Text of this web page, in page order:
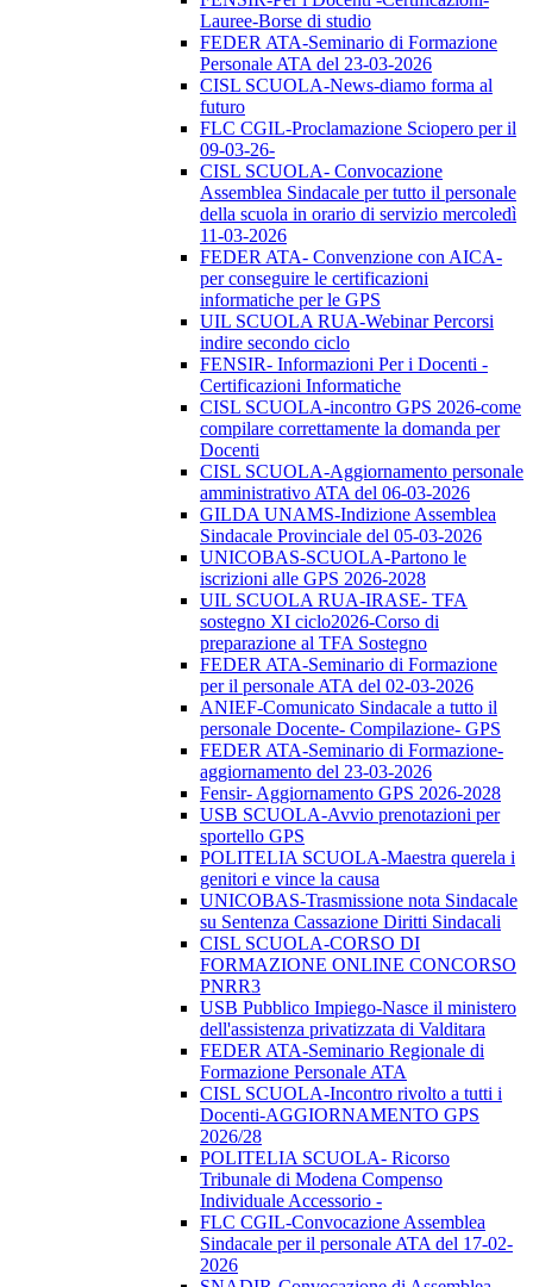
Lauree-Borse di studio
FEDER ATA-Seminario di Formazione
Personale ATA del 23-03-2026
CISL SCUOLA-News-diamo forma al
futuro
FLC CGIL-Proclamazione Sciopero per il
09-03-26-
CISL SCUOLA- Convocazione
Assemblea Sindacale per tutto il personale
della scuola in orario di servizio mercoledì
11-03-2026
FEDER ATA- Convenzione con AICA-
per conseguire le certificazioni
informatiche per le GPS
UIL SCUOLA RUA-Webinar Percorsi
indire secondo ciclo
FENSIR- Informazioni Per i Docenti -
Certificazioni Informatiche
CISL SCUOLA-incontro GPS 2026-come
compilare correttamente la domanda per
Docenti
CISL SCUOLA-Aggiornamento personale
amministrativo ATA del 06-03-2026
GILDA UNAMS-Indizione Assemblea
Sindacale Provinciale del 05-03-2026
UNICOBAS-SCUOLA-Partono le
iscrizioni alle GPS 2026-2028
UIL SCUOLA RUA-IRASE- TFA
sostegno XI ciclo2026-Corso di
preparazione al TFA Sostegno
FEDER ATA-Seminario di Formazione
per il personale ATA del 02-03-2026
ANIEF-Comunicato Sindacale a tutto il
personale Docente- Compilazione- GPS
FEDER ATA-Seminario di Formazione-
aggiornamento del 23-03-2026
Fensir- Aggiornamento GPS 2026-2028
USB SCUOLA-Avvio prenotazioni per
sportello GPS
POLITELIA SCUOLA-Maestra querela i
genitori e vince la causa
UNICOBAS-Trasmissione nota Sindacale
su Sentenza Cassazione Diritti Sindacali
CISL SCUOLA-CORSO DI
FORMAZIONE ONLINE CONCORSO
PNRR3
USB Pubblico Impiego-Nasce il ministero
dell'assistenza privatizzata di Valditara
FEDER ATA-Seminario Regionale di
Formazione Personale ATA
CISL SCUOLA-Incontro rivolto a tutti i
Docenti-AGGIORNAMENTO GPS
2026/28
POLITELIA SCUOLA- Ricorso
Tribunale di Modena Compenso
Individuale Accessorio -
FLC CGIL-Convocazione Assemblea
Sindacale per il personale ATA del 17-02-
2026